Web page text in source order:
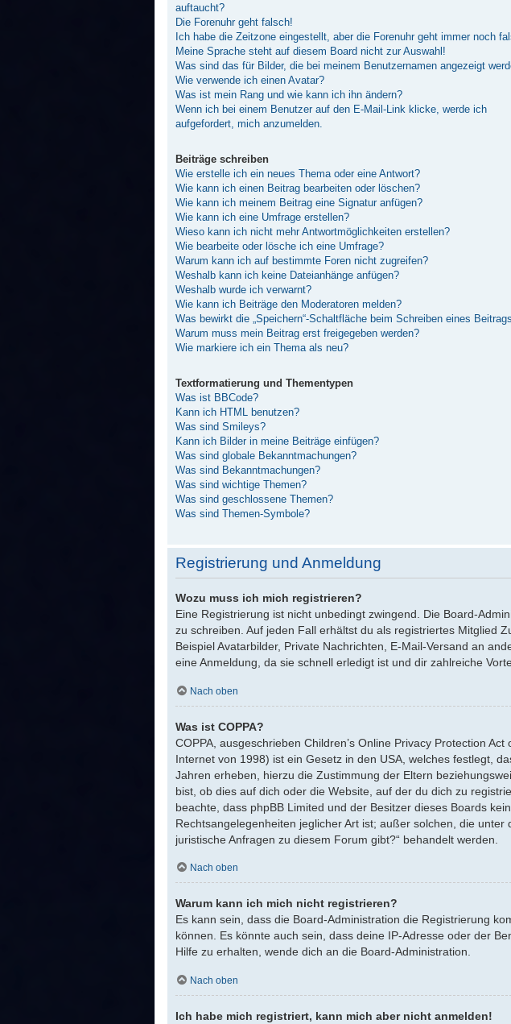
auftaucht?
Die Forenuhr geht falsch!
Ich habe die Zeitzone eingestellt, aber die Forenuhr geht immer noch
Meine Sprache steht auf diesem Board nicht zur Auswahl!
Was sind das für Bilder, die bei meinem Benutzernamen angezeigt
Wie verwende ich einen Avatar?
Was ist mein Rang und wie kann ich ihn ändern?
Wenn ich bei einem Benutzer auf den E-Mail-Link klicke, werde ich
aufgefordert, mich anzumelden.
Beiträge schreiben
Wie erstelle ich ein neues Thema oder eine Antwort?
Wie kann ich einen Beitrag bearbeiten oder löschen?
Wie kann ich meinem Beitrag eine Signatur anfügen?
Wie kann ich eine Umfrage erstellen?
Wieso kann ich nicht mehr Antwortmöglichkeiten erstellen?
Wie bearbeite oder lösche ich eine Umfrage?
Warum kann ich auf bestimmte Foren nicht zugreifen?
Weshalb kann ich keine Dateianhänge anfügen?
Weshalb wurde ich verwarnt?
Wie kann ich Beiträge den Moderatoren melden?
Was bewirkt die „Speichern“-Schaltfläche beim Schreiben eines
Warum muss mein Beitrag erst freigegeben werden?
Wie markiere ich ein Thema als neu?
Textformatierung und Thementypen
Was ist BBCode?
Kann ich HTML benutzen?
Was sind Smileys?
Kann ich Bilder in meine Beiträge einfügen?
Was sind globale Bekanntmachungen?
Was sind Bekanntmachungen?
Was sind wichtige Themen?
Was sind geschlossene Themen?
Was sind Themen-Symbole?
Registrierung und Anmeldung
Wozu muss ich mich registrieren?
Eine Registrierung ist nicht unbedingt zwingend. Die Board-
zu schreiben. Auf jeden Fall erhältst du als registriertes Mitglied
Beispiel Avatarbilder, Private Nachrichten, E-Mail-Versand an
eine Anmeldung, da sie schnell erledigt ist und dir zahlreiche
Nach oben
Was ist COPPA?
COPPA, ausgeschrieben Children’s Online Privacy Protection
Internet von 1998) ist ein Gesetz in den USA, welches festlegt,
Jahren erheben, hierzu die Zustimmung der Eltern
bist, ob dies auf dich oder die Website, auf der du dich zu
beachte, dass phpBB Limited und der Besitzer dieses Boards
Rechtsangelegenheiten jeglicher Art ist; außer solchen, die
juristische Anfragen zu diesem Forum gibt?“ behandelt werden.
Nach oben
Warum kann ich mich nicht registrieren?
Es kann sein, dass die Board-Administration die Registrierung
können. Es könnte auch sein, dass deine IP-Adresse oder der
Hilfe zu erhalten, wende dich an die Board-Administration.
Nach oben
Ich habe mich registriert, kann mich aber nicht anmelden!